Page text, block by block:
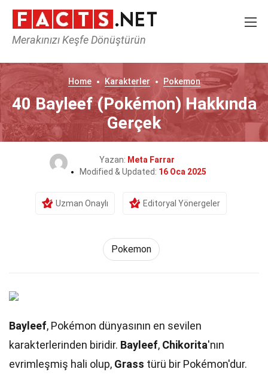
Merakınızı Keşfe Dönüştürün
Home Karakterler Pokemon
40 Bayleef (Pokémon) Hakkında
Gerçek
Yazan: Meta Farrar
Modified & Updated: 16 Oca 2025
Uzman Onaylı Editoryal Yönergeler
Pokemon
Bayleef, Pokémon dünyasının en sevilen
karakterlerinden biridir. Bayleef, Chikorita'nın
evrimleşmiş hali olup, Grass türü bir Pokémon'dur.